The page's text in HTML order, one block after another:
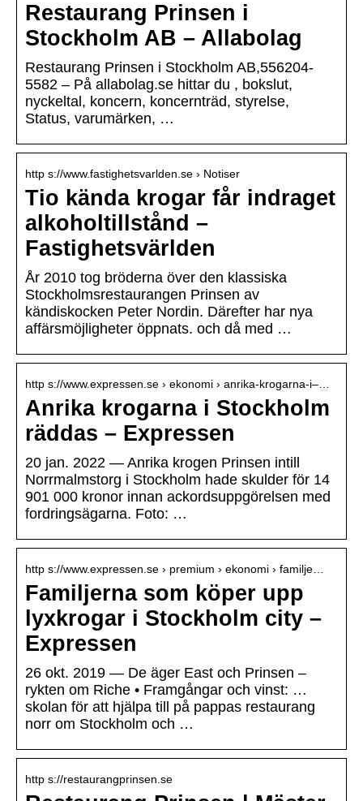
Restaurang Prinsen i
Stockholm AB – Allabolag
Restaurang Prinsen i Stockholm AB,556204-
5582 – På allabolag.se hittar du , bokslut,
nyckeltal, koncern, koncernträd, styrelse,
Status, varumärken, …
http s://www.fastighetsvarlden.se › Notiser
Tio kända krogar får indraget
alkoholtillstånd –
Fastighetsvärlden
År 2010 tog bröderna över den klassiska
Stockholmsrestaurangen Prinsen av
kändiskocken Peter Nordin. Därefter har nya
affärsmöjligheter öppnats. och då med …
http s://www.expressen.se › ekonomi › anrika-krogarna-i–…
Anrika krogarna i Stockholm
räddas – Expressen
20 jan. 2022 — Anrika krogen Prinsen intill
Norrmalmstorg i Stockholm hade skulder för 14
901 000 kronor innan ackordsuppgörelsen med
fordringsägarna. Foto: …
http s://www.expressen.se › premium › ekonomi › familje…
Familjerna som köper upp
lyxkrogar i Stockholm city –
Expressen
26 okt. 2019 — De äger East och Prinsen –
rykten om Riche • Framgångar och vinst: …
skolan för att hjälpa till på pappas restaurang
norr om Stockholm och …
http s://restaurangprinsen.se